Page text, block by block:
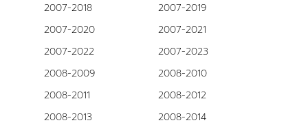
2007-2018
2007-2019
2007-2020
2007-2021
2007-2022
2007-2023
2008-2009
2008-2010
2008-2011
2008-2012
2008-2013
2008-2014